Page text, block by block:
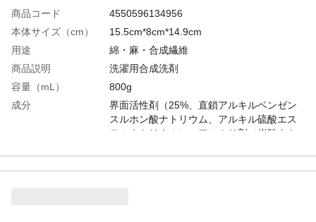
商品コード
4550596134956
本体サイズ（cm）
15.5cm*8cm*14.9cm
用途
綿・麻・合成繊維
商品説明
洗濯用合成洗剤
容量（mL）
800g
成分
界面活性剤（25%、直鎖アルキルベンゼン
スルホン酸ナトリウム、アルキル硫酸エス
テルナトリウム）、アルカリ剤（炭酸ナト